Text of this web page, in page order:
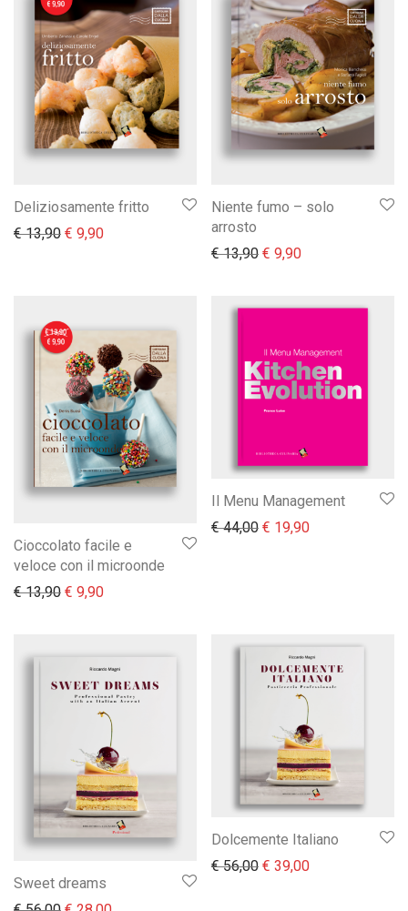
Deliziosamente fritto
€13,90 Il prezzo originale era: € 13,90.
€ 9,90Il prezzo attuale è: € 9,90.
Niente fumo – solo
arrosto
€13,90 Il prezzo originale era:
€ 9,90Il prezzo attuale
Cioccolato facile e
veloce con il microonde
€13,90 Il prezzo originale era: € 13,90.
€ 9,90Il prezzo attuale è: € 9,90.
Il Menu Management
€44,00 Il prezzo originale era:
€ 19,90Il prezzo
Sweet dreams
Dolcemente Italiano
€56,00 Il prezzo originale era:
€ 39,00Il prezzo